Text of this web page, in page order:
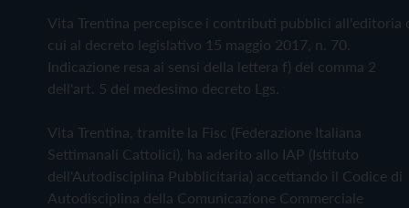
Vita Trentina percepisce i contributi pubblici all'editoria
cui al decreto legislativo 15 maggio 2017, n. 70.
Indicazione resa ai sensi della lettera f) del comma 2
dell'art. 5 del medesimo decreto Lgs.
Vita Trentina, tramite la Fisc (Federazione Italiana
Settimanali Cattolici), ha aderito allo IAP (Istituto
dell'Autodisciplina Pubblicitaria) accettando il Codice di
Autodisciplina della Comunicazione Commerciale